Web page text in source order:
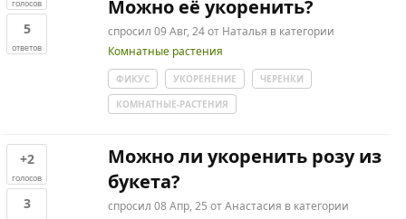
голосов
5
ответов
Можно её укоренить?
спросил 09 Авг, 24 от Наталья в категории
Комнатные растения
ФИКУС УКОРЕНЕНИЕ
ЧЕРЕНКИ
КОМНАТНЫЕ-РАСТЕНИЯ
+2
голосов
3
Можно ли укоренить розу из
букета?
спросил 08 Апр, 25 отАнастасия в категории